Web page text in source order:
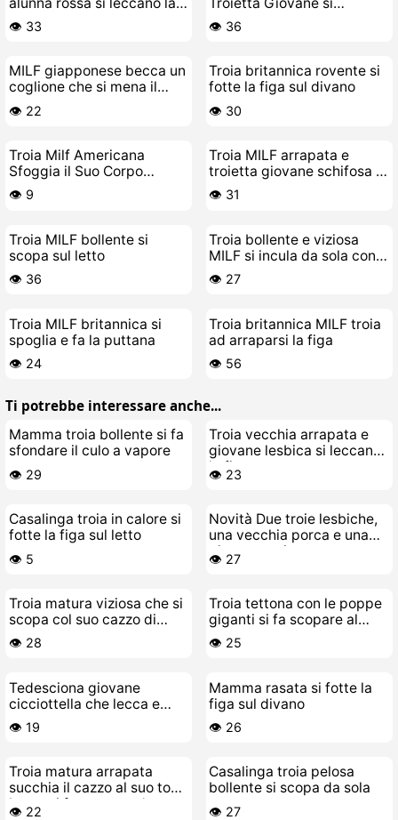
figa a vicenda
👁️ 33
Mangiano la Figa a
Vicenda
👁️ 36
MILF giapponese becca un
coglione che si mena il
cazzo
👁️ 22
Troia britannica rovente si
fotte la figa sul divano
👁️ 30
Troia Milf Americana
Sfoggia il Suo Corpo
Durissimo e Si Scopa la
Figa Bagnata
👁️ 9
Troia MILF arrapata e
troietta giovane schifosa in
azione bollente
👁️ 31
Troia MILF bollente si
scopa sul letto
👁️ 36
Troia bollente e viziosa
MILF si incula da sola con
voglia
👁️ 27
Troia MILF britannica si
spoglia e fa la puttana
👁️ 24
Troia britannica MILF troia
ad arraparsi la figa
👁️ 56
Ti potrebbe interessare anche...
Mamma troia bollente si fa
sfondare il culo a vapore
👁️ 29
Troia vecchia arrapata e
giovane lesbica si leccano
la figa e scopano senza
freni
👁️ 23
Casalinga troia in calore si
fotte la figa sul letto
👁️ 5
Novità Due troie lesbiche,
una vecchia porca e una
giovane troietta
👁️ 27
Troia matura viziosa che si
scopa col suo cazzo di
gomma
👁️ 28
Troia tettona con le poppe
giganti si fa scopare al
bordo piscina
👁️ 25
Tedesciona giovane
cicciottella che lecca e
scopa una troia lesbica
matura
👁️ 19
Mamma rasata si fotte la
figa sul divano
👁️ 26
Troia matura arrapata
succhia il cazzo al suo toy-
boy e si fa scopare duro
👁️ 22
Casalinga troia pelosa
bollente si scopa da sola
👁️ 27